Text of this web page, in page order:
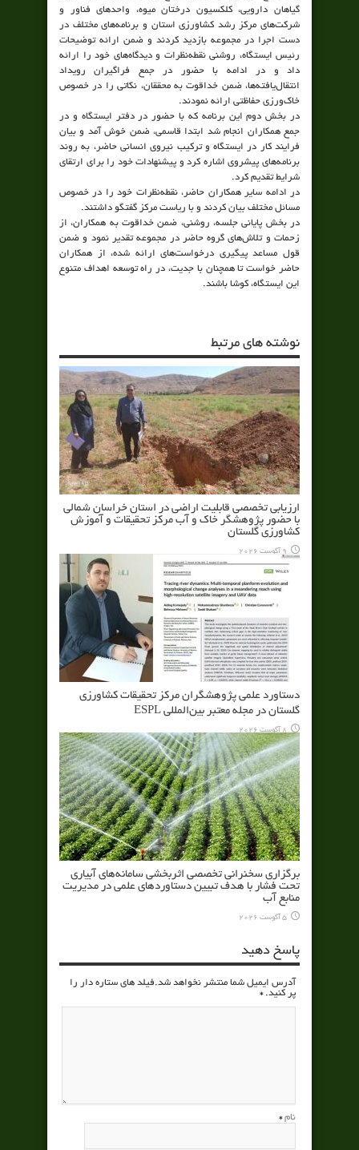
گیاهان دارویی، کلکسیون درختان میوه، واحدهای فناور و
شرکت‌های مرکز رشد کشاورزی استان و برنامه‌های مختلف در
دست اجرا در مجموعه بازدید کردند و ضمن ارائه توضیحات
رئیس ایستگاه، روشنی نقطه‌نظرات و دیدگاه‌های خود را ارائه
داد و در ادامه با حضور در جمع فراگیران رویداد
انتقال‌یافته‌ها، ضمن خداقوت به محققان، نکاتی را در خصوص
خاک‌ورزی حفاظتی ارائه نمودند.
در بخش دوم این برنامه که با حضور در دفتر ایستگاه و در
جمع همکاران انجام شد ابتدا قاسمی، ضمن خوش آمد و بیان
فرایند کار در ایستگاه و ترکیب نیروی انسانی حاضر، به روند
برنامه‌های پیشروی اشاره کرد و پیشنهادات خود را برای ارتقای
شرایط تقدیم کرد.
در ادامه سایر همکاران حاضر، نقطه‌نظرات خود را در خصوص
مسائل مختلف بیان کردند و با ریاست مرکز گفتگو داشتند.
در بخش پایانی جلسه، روشنی، ضمن خداقوت به همکاران، از
زحمات و تلاش‌های گروه حاضر در مجموعه تقدیر نمود و ضمن
قول مساعد پیگیری درخواست‌های ارائه شده، از همکاران
حاضر خواست تا همچنان با جدیت، در راه توسعه اهداف متنوع
این ایستگاه، کوشا باشند.
نوشته های مرتبط
ارزیابی تخصصی قابلیت اراضی در استان خراسان شمالی
با حضور پژوهشگر خاک و آب مرکز تحقیقات و آموزش
کشاورزی گلستان
9 آگوست 2026
دستاورد علمی پژوهشگران مرکز تحقیقات کشاورزی
گلستان در مجله معتبر بین‌المللی ESPL
8 آگوست 2026
برگزاری سخنرانی تخصصی اثربخشی سامانه‌های آبیاری
تحت فشار با هدف تبیین دستاوردهای علمی در مدیریت
منابع آب
5 آگوست 2026
پاسخ دهید
آدرس ایمیل شما منتشر نخواهد شد.فیلد های ستاره دار را
پر کنید.*
نام *